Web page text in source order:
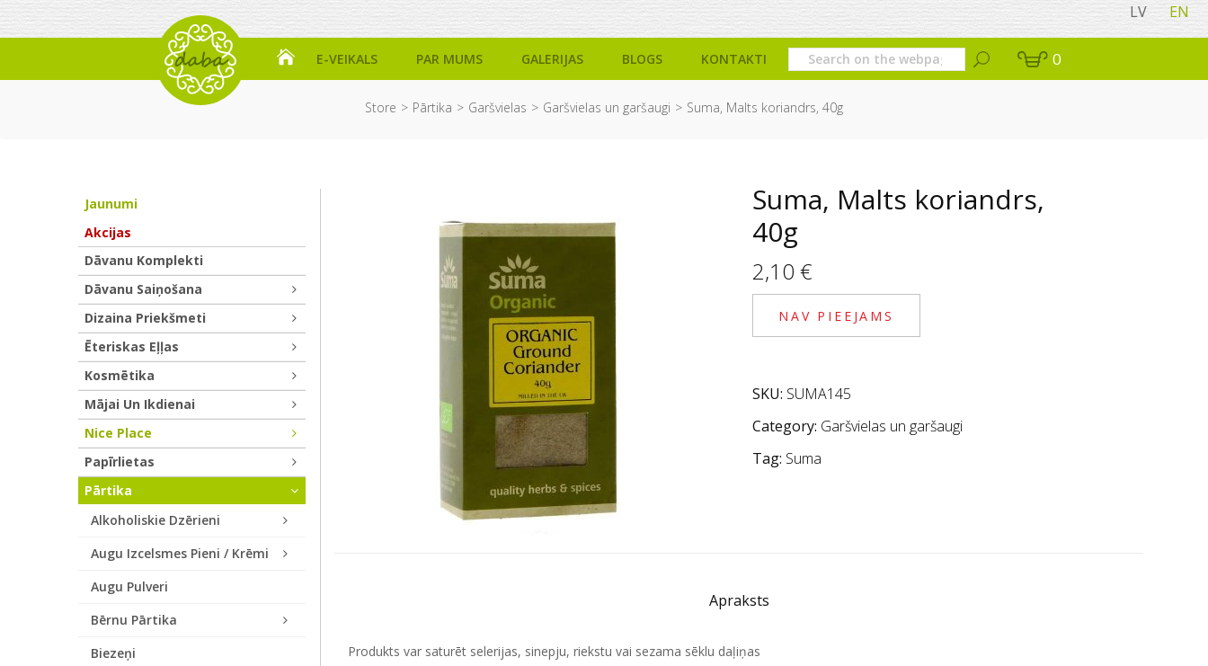
LV EN
E-VEIKALS PAR MUMS GALERIJAS BLOGS KONTAKTI 0
Store Pārtika Garšvielas Garšvielas un garšaugi Suma, Malts koriandrs, 40g
Suma, Malts koriandrs,
40g
2,10 €
NAV PIEEJAMS
SKU: SUMA145
Category: Garšvielas un garšaugi
Tag: Suma
Apraksts
Produkts var saturēt selerijas, sinepju, riekstu vai sezama sēklu daļiņas
Jaunumi
Akcijas
Dāvanu Komplekti
Dāvanu Saiņošana
Dizaina Priekšmeti
Ēteriskas Eļļas
Kosmētika
Mājai Un Ikdienai
Nice Place
Papīrlietas
Pārtika
Alkoholiskie Dzērieni
Augu Izcelsmes Pieni / Krēmi
Augu Pulveri
Bērnu Pārtika
Biezeņi